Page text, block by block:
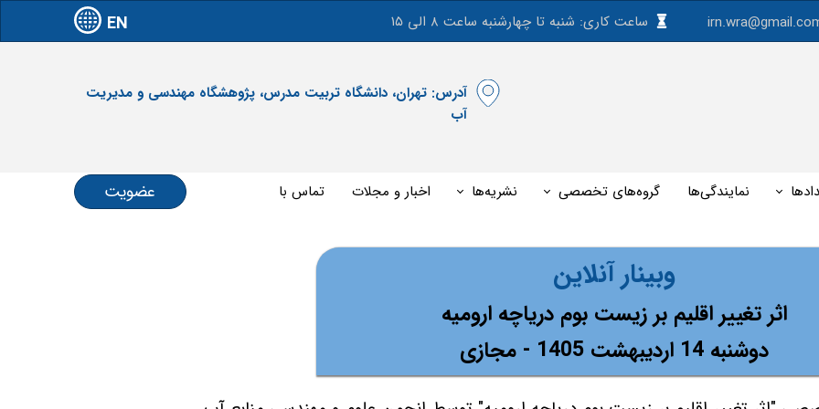
ساعت کاری: شنبه تا چهارشنبه ساعت ۸ الی ۱۵ EN
عضویت
آب
نمایندگی‌ها گروه‌های تخصصی نشریه‌ها اخبار و مجلات تماس با ما
​وبینار آنلاین
اثر تغییر اقلیم بر زیست بوم دریاچه ارومیه
دوشنبه 14 اردیبهشت 1405 - مجازی